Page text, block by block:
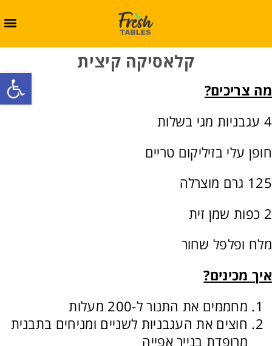
קלאסיקה קיצית
מה צריכים?
4 עגבניות מגי בשלות
חופן עלי בזיליקום טריים
125 גרם מוצרלה
2 כפות שמן זית
מלח ופלפל שחור
איך מכינים?
מחממים את התנור ל-200 מעלות
חוצים את העגבניות לשניים ומניחים בתבנית
מרופדת בנייר אפייה